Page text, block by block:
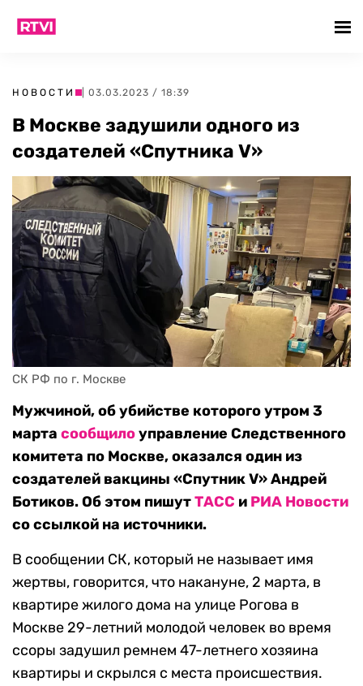
НОВОСТИ | 03.03.2023 / 18:39
В Москве задушили одного из
создателей «Спутника V»
СК РФ по г. Москве
Мужчиной, об убийстве которого утром 3
марта сообщилоуправление Следственного
комитета по Москве, оказался один из
создателей вакцины «Спутник V» Андрей
Ботиков. Об этом пишутТАСС и РИА Новости
со ссылкой на источники.
В сообщении СК, который не называет имя
жертвы, говорится, что накануне, 2 марта, в
квартире жилого дома на улице Рогова в
Москве 29-летний молодой человек во время
ссоры задушил ремнем 47-летнего хозяина
квартиры и скрылся с места происшествия.